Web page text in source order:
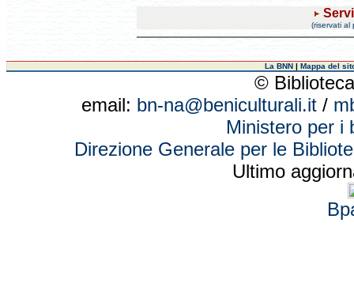
(riservati al
La BNN | Mappa del
©
email: bn-na@beniculturali.it/
Ministero per i
Direzione Generale per le
Ultimo